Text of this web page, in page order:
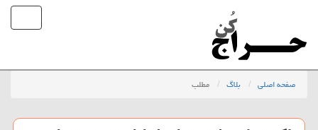
صفحه اصلی بلاگ مطلب